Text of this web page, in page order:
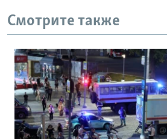
Смотрите также